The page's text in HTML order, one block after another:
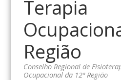
Terapia
Região
Conselho Regional de
Ocupacional da 12ª Região